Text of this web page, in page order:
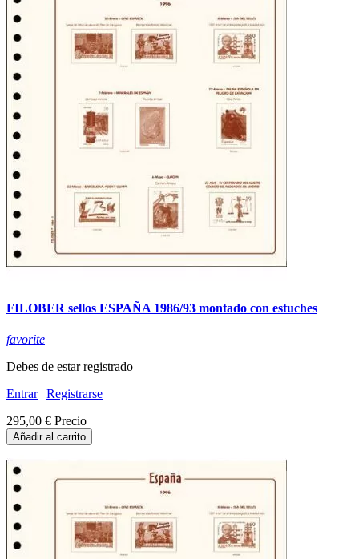
FILOBER sellos ESPAÑA 1986/93 montado con estuches
favorite
Debes de estar registrado
Entrar| Registrarse
295,00 € Precio
Añadir al carrito